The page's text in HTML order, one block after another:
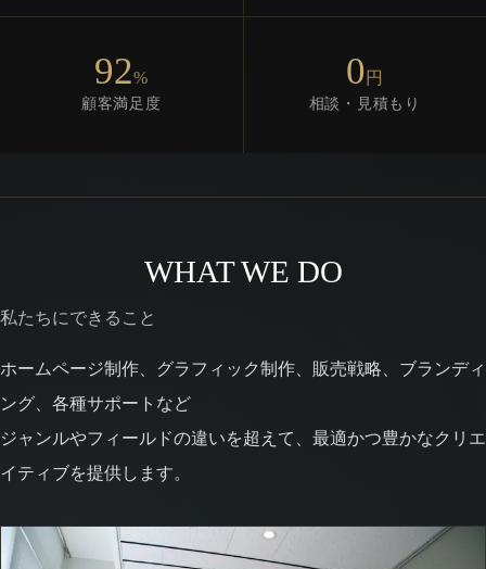
92%
顧客満足度
0 円
相談・見積もり
WHAT WE DO
私たちにできること
ホームページ制作、グラフィック制作、販売戦略、ブランディ
ング、各種サポートなど
ジャンルやフィールドの違いを超えて、最適かつ豊かなクリエ
イティブを提供します。